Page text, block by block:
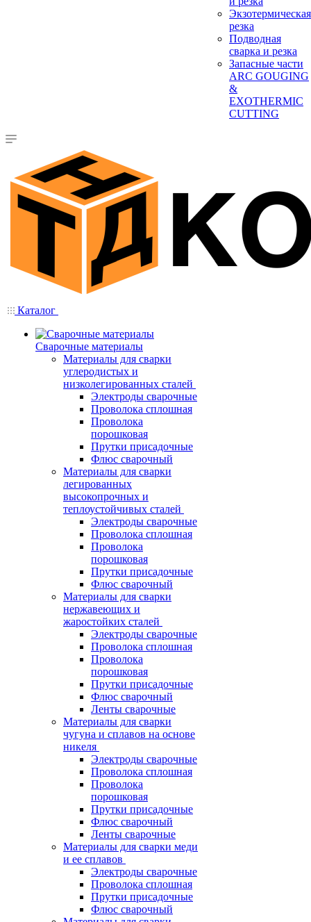
Экзотермическая
резка
Подводная
сварка и резка
Запасные части
ARC GOUGING
&
EXOTHERMIC
CUTTING
Каталог
Сварочные материалы
Материалы для сварки
углеродистых и
низколегированных сталей
Электроды сварочные
Проволока сплошная
Проволока
порошковая
Прутки присадочные
Флюс сварочный
Материалы для сварки
легированных
высокопрочных и
теплоустойчивых сталей
Электроды сварочные
Проволока сплошная
Проволока
порошковая
Прутки присадочные
Флюс сварочный
Материалы для сварки
нержавеющих и
жаростойких сталей
Электроды сварочные
Проволока сплошная
Проволока
порошковая
Прутки присадочные
Флюс сварочный
Ленты сварочные
Материалы для сварки
чугуна и сплавов на основе
никеля
Электроды сварочные
Проволока сплошная
Проволока
порошковая
Прутки присадочные
Флюс сварочный
Ленты сварочные
Материалы для сварки меди
и ее сплавов
Электроды сварочные
Проволока сплошная
Прутки присадочные
Флюс сварочный